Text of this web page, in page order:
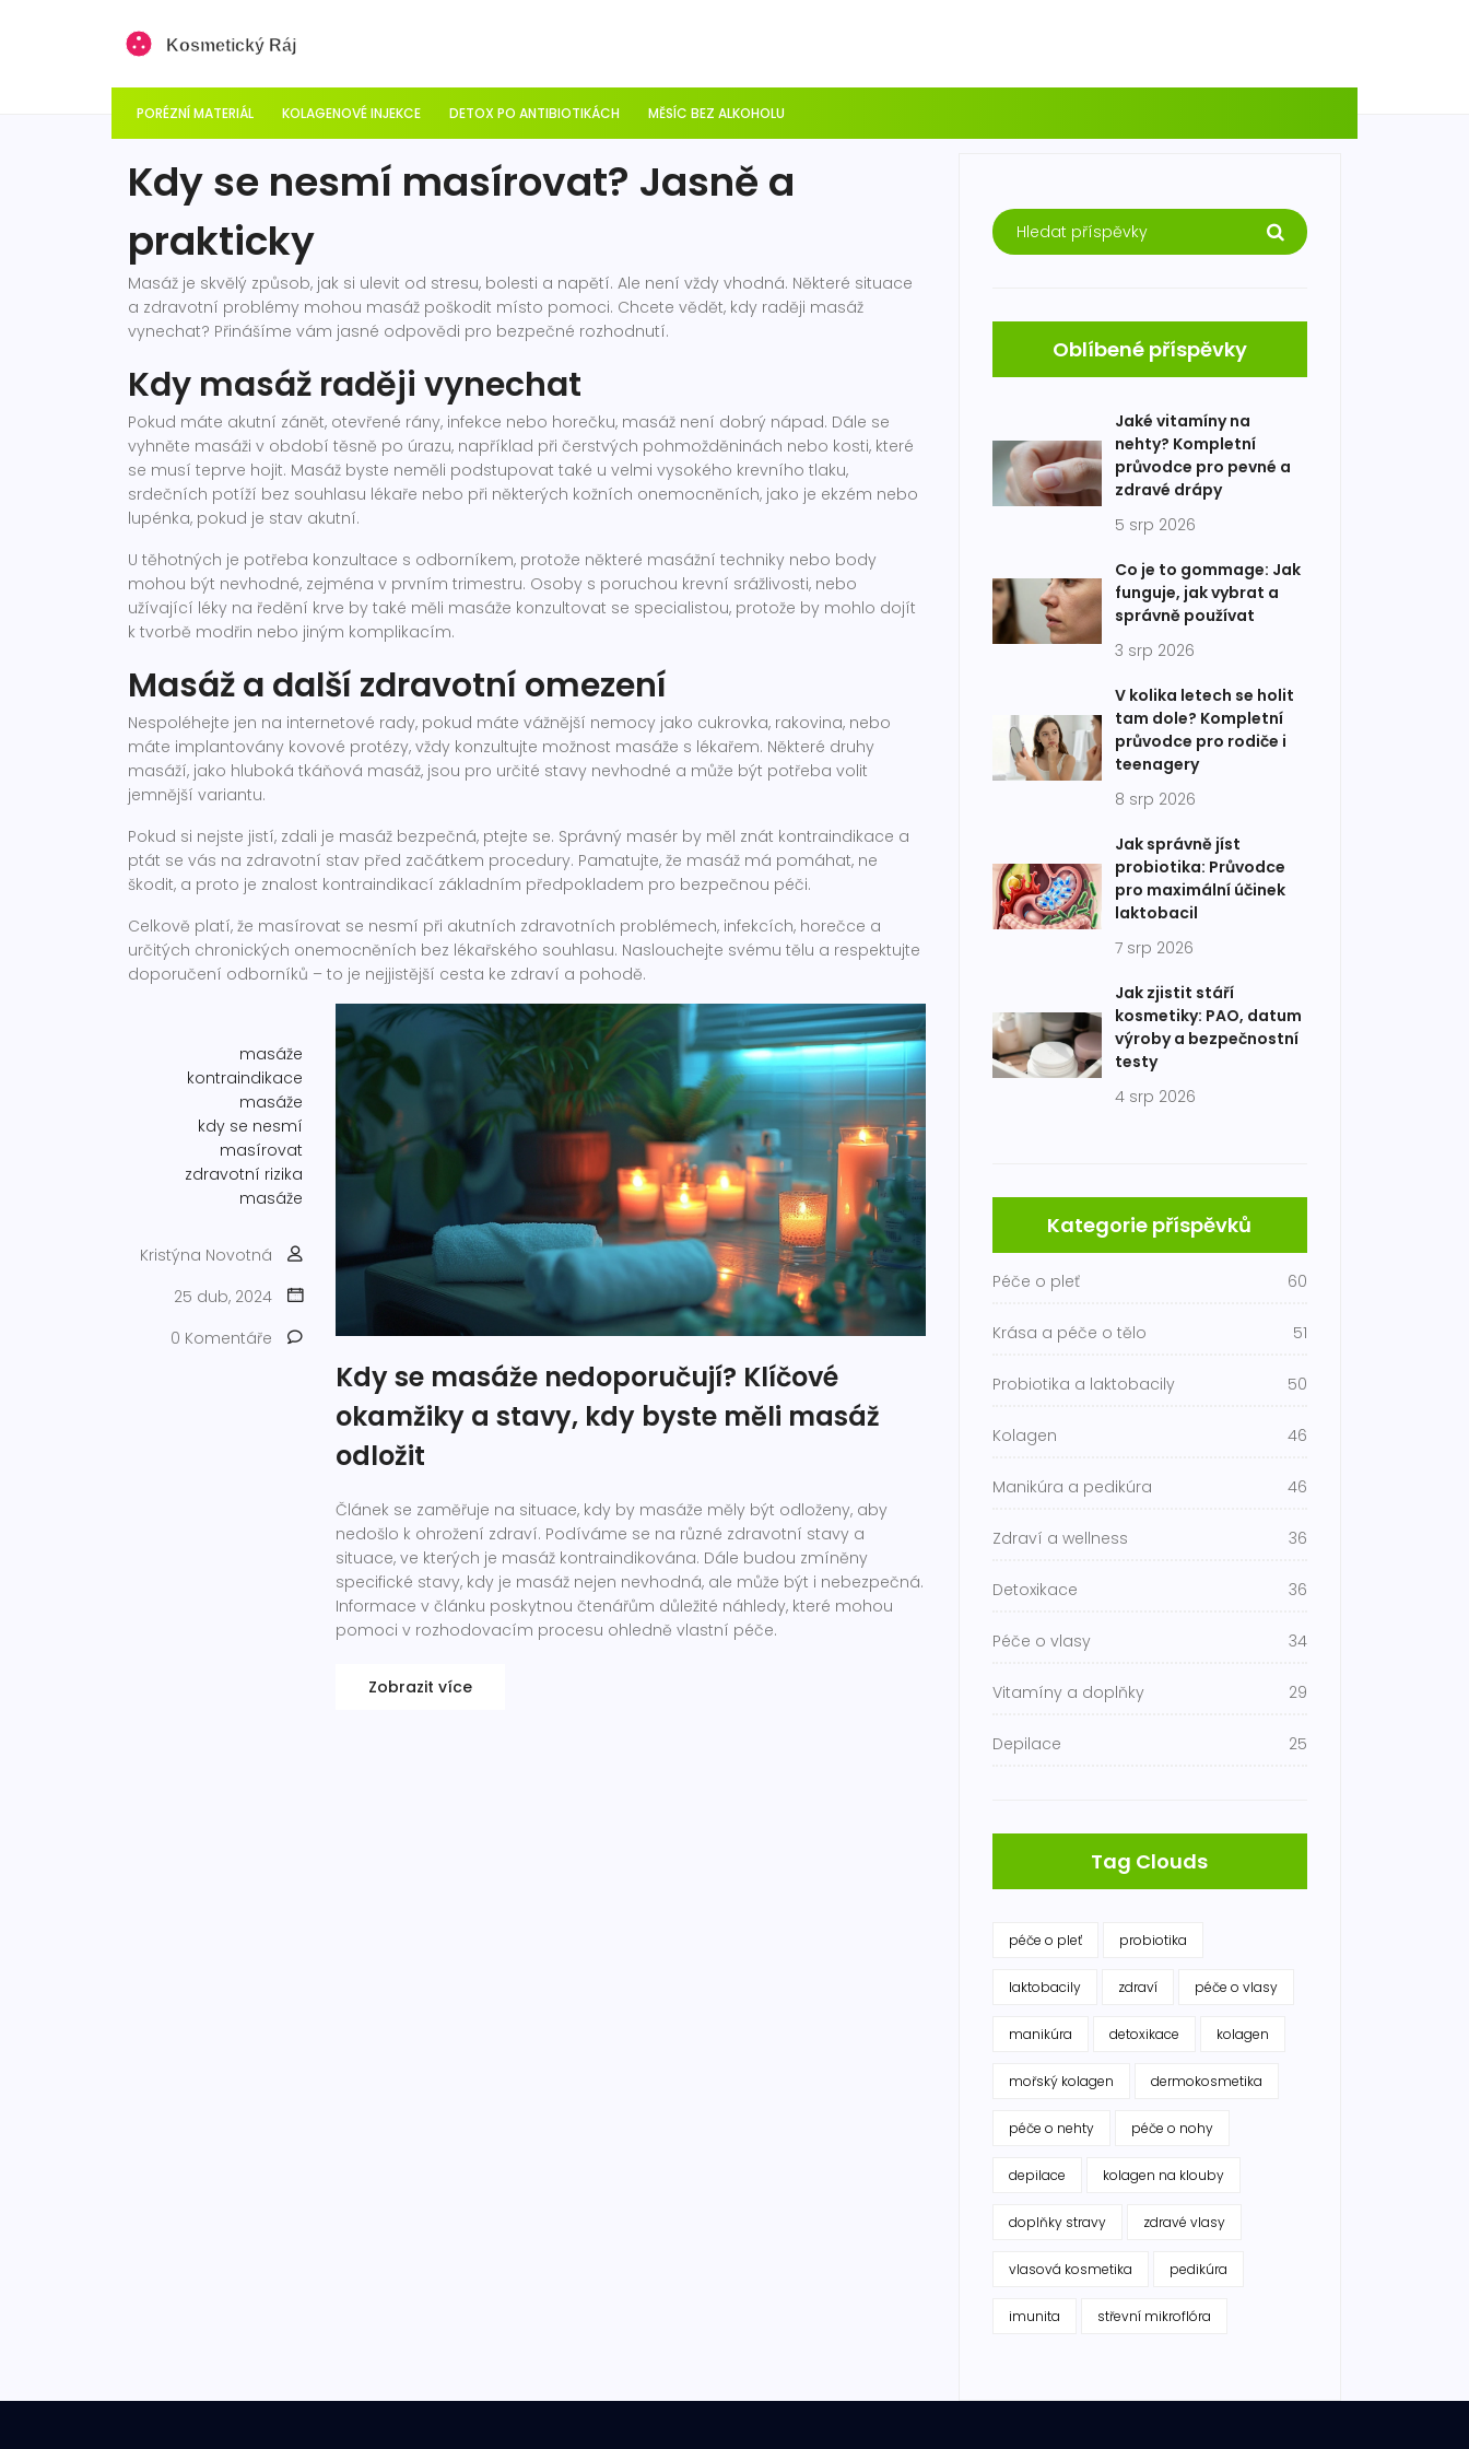
PORÉZNÍ MATERIÁL KOLAGENOVÉ INJEKCE DETOX PO ANTIBIOTIKÁCH MĚSÍC BEZ ALKOHOLU
Kdy se nesmí masírovat? Jasně a
prakticky
Masáž je skvělý způsob, jak si ulevit od stresu, bolesti a napětí. Ale není vždy vhodná. Některé situace
a zdravotní problémy mohou masáž poškodit místo pomoci. Chcete vědět, kdy raději masáž
vynechat? Přinášíme vám jasné odpovědi pro bezpečné rozhodnutí.
Kdy masáž raději vynechat
Pokud máte akutní zánět, otevřené rány, infekce nebo horečku, masáž není dobrý nápad. Dále se
vyhněte masáži v období těsně po úrazu, například při čerstvých pohmožděninách nebo kosti, které
se musí teprve hojit. Masáž byste neměli podstupovat také u velmi vysokého krevního tlaku,
srdečních potíží bez souhlasu lékaře nebo při některých kožních onemocněních, jako je ekzém nebo
lupénka, pokud je stav akutní.
U těhotných je potřeba konzultace s odborníkem, protože některé masážní techniky nebo body
mohou být nevhodné, zejména v prvním trimestru. Osoby s poruchou krevní srážlivosti, nebo
užívající léky na ředění krve by také měli masáže konzultovat se specialistou, protože by mohlo dojít
k tvorbě modřin nebo jiným komplikacím.
Masáž a další zdravotní omezení
Nespoléhejte jen na internetové rady, pokud máte vážnější nemocy jako cukrovka, rakovina, nebo
máte implantovány kovové protézy, vždy konzultujte možnost masáže s lékařem. Některé druhy
masáží, jako hluboká tkáňová masáž, jsou pro určité stavy nevhodné a může být potřeba volit
jemnější variantu.
Pokud si nejste jistí, zdali je masáž bezpečná, ptejte se. Správný masér by měl znát kontraindikace a
ptát se vás na zdravotní stav před začátkem procedury. Pamatujte, že masáž má pomáhat, ne
škodit, a proto je znalost kontraindikací základním předpokladem pro bezpečnou péči.
Celkově platí, že masírovat se nesmí při akutních zdravotních problémech, infekcích, horečce a
určitých chronických onemocněních bez lékařského souhlasu. Naslouchejte svému tělu a respektujte
doporučení odborníků – to je nejjistější cesta ke zdraví a pohodě.
masáže
kontraindikace
masáže
kdy se nesmí
masírovat
zdravotní rizika
masáže
Kristýna Novotná
25 dub, 2024
0 Komentáře
Kdy se masáže nedoporučují? Klíčové
okamžiky a stavy, kdy byste měli masáž
odložit
Článek se zaměřuje na situace, kdy by masáže měly být odloženy, aby
nedošlo k ohrožení zdraví. Podíváme se na různé zdravotní stavy a
situace, ve kterých je masáž kontraindikována. Dále budou zmíněny
specifické stavy, kdy je masáž nejen nevhodná, ale může být i nebezpečná.
Informace v článku poskytnou čtenářům důležité náhledy, které mohou
pomoci v rozhodovacím procesu ohledně vlastní péče.
Zobrazit více
Oblíbené příspěvky
Jaké vitamíny na
nehty? Kompletní
průvodce pro pevné a
zdravé drápy
5 srp 2026
Co je to gommage: Jak
funguje, jak vybrat a
správně používat
3 srp 2026
V kolika letech se holit
tam dole? Kompletní
průvodce pro rodiče i
teenagery
8 srp 2026
Jak správně jíst
probiotika: Průvodce
pro maximální účinek
laktobacil
7 srp 2026
Jak zjistit stáří
kosmetiky: PAO, datum
výroby a bezpečnostní
testy
4 srp 2026
Kategorie příspěvků
Péče o pleť 60
Krása a péče o tělo 51
Probiotika a laktobacily 50
Kolagen 46
Manikúra a pedikúra 46
Zdraví a wellness 36
Detoxikace 36
Péče o vlasy 34
Vitamíny a doplňky 29
Depilace 25
Tag Clouds
péče o pleť probiotika
laktobacily zdraví péče o vlasy
manikúra detoxikace kolagen
mořský kolagen dermokosmetika
péče o nehty péče o nohy
depilace kolagen na klouby
doplňky stravy zdravé vlasy
vlasová kosmetika pedikúra
imunita střevní mikroflóra